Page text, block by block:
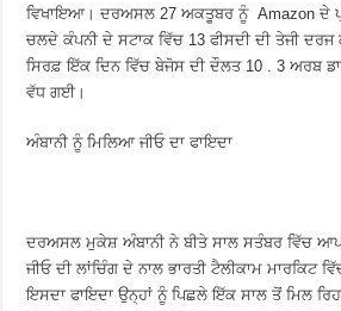
ਵਿਖਾਇਆ। ਦਰਅਸਲ 27 ਅਕਤੂਬਰ ਨੂੰ Amazon ਦੇ
ਚਲਦੇ ਕੰਪਨੀ ਦੇ ਸਟਾਕ ਵਿੱਚ 13 ਫੀਸਦੀ ਦੀ ਤੇਜੀ
ਸਿਰਫ਼ ਇੱਕ ਦਿਨ ਵਿੱਚ ਬੇਜੋਸ ਦੀ ਦੌਲਤ 10 . 3 ਅਰਬ
ਵੱਧ ਗਈ।
ਅੰਬਾਨੀ ਨੂੰ ਮਿਲਿਆ ਜੀਓ ਦਾ ਫਾਇਦਾ
ਦਰਅਸਲ ਮੁਕੇਸ਼ ਅੰਬਾਨੀ ਨੇ ਬੀਤੇ ਸਾਲ ਸਤੰਬਰ ਵਿੱਚ
ਜੀਓ ਦੀ ਲਾਂਚਿੰਗ ਦੇ ਨਾਲ ਭਾਰਤੀ ਟੈਲੀਕਾਮ ਮਾਰਕਿਟ
ਇਸਦਾ ਫਾਇਦਾ ਉਨ੍ਹਾਂ ਨੂੰ ਪਿਛਲੇ ਇੱਕ ਸਾਲ ਤੋਂ ਮਿਲ